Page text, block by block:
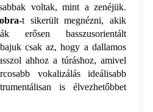
voltak, mint a zenéjük.
t sikerült megnézni, akik
erősen basszusorientált
csak az, hogy a dallamos
ahhoz a túráshoz, amivel
vokalizálás ideálisabb
is élvezhetőbbet